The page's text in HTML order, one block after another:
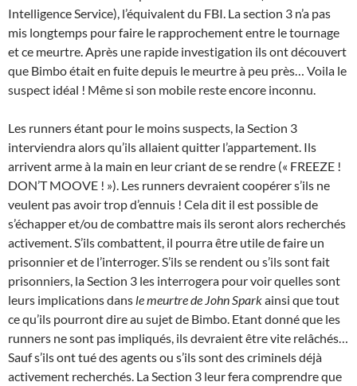
Intelligence Service), l’équivalent du FBI. La section 3 n’a pas
mis longtemps pour faire le rapprochement entre le tournage
et ce meurtre. Après une rapide investigation ils ont découvert
que Bimbo était en fuite depuis le meurtre à peu près… Voila le
suspect idéal ! Même si son mobile reste encore inconnu.
Les runners étant pour le moins suspects, la Section 3
interviendra alors qu’ils allaient quitter l’appartement. Ils
arrivent arme à la main en leur criant de se rendre (« FREEZE !
DON’T MOOVE ! »). Les runners devraient coopérer s’ils ne
veulent pas avoir trop d’ennuis ! Cela dit il est possible de
s’échapper et/ou de combattre mais ils seront alors recherchés
activement. S’ils combattent, il pourra être utile de faire un
prisonnier et de l’interroger. S’ils se rendent ou s’ils sont fait
prisonniers, la Section 3 les interrogera pour voir quelles sont
leurs implications dans le meurtre de John Sparkainsi que tout
ce qu’ils pourront dire au sujet de Bimbo. Etant donné que les
runners ne sont pas impliqués, ils devraient être vite relâchés…
Sauf s’ils ont tué des agents ou s’ils sont des criminels déjà
activement recherchés. La Section 3 leur fera comprendre que